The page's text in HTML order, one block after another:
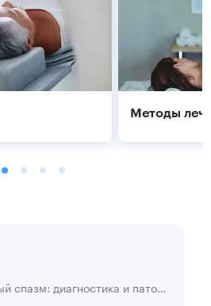
Методы
Болезненный мышечный спазм: диагностика и патогенетическая терапия